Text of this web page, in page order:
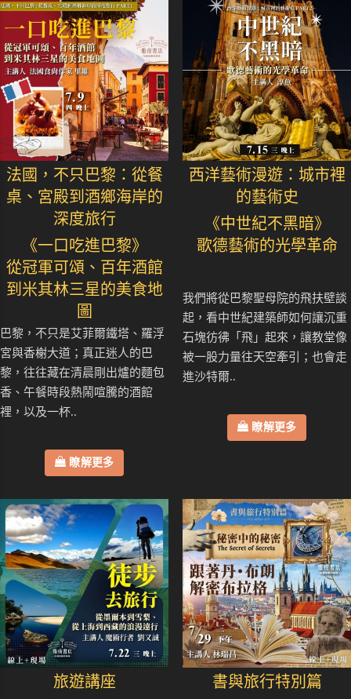
法國，不只巴黎：從餐
桌、宮殿到酒鄉海岸的
深度旅行
《一口吃進巴黎》
從冠軍可頌、百年酒館
到米其林三星的美食地
圖
巴黎，不只是艾菲爾鐵塔、羅浮
宮與香榭大道；真正迷人的巴
黎，往往藏在清晨剛出爐的麵包
香、午餐時段熱鬧喧騰的酒館
裡，以及一杯..
瞭解更多
西洋藝術漫遊：城市裡
的藝術史
《中世紀不黑暗》
歌德藝術的光學革命
我們將從巴黎聖母院的飛扶壁談
起，看中世紀建築師如何讓沉重
石塊彷彿「飛」起來，讓教堂像
被一股力量往天空牽引；也會走
進沙特爾..
瞭解更多
旅遊講座
書與旅行特別篇